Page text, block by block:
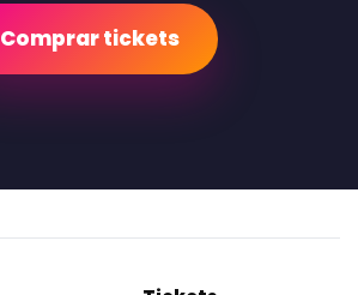
Comprar tickets